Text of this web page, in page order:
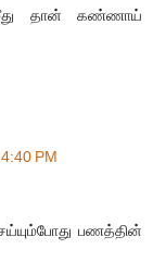
தான் கண்ணாய்
PM
பணத்தின்